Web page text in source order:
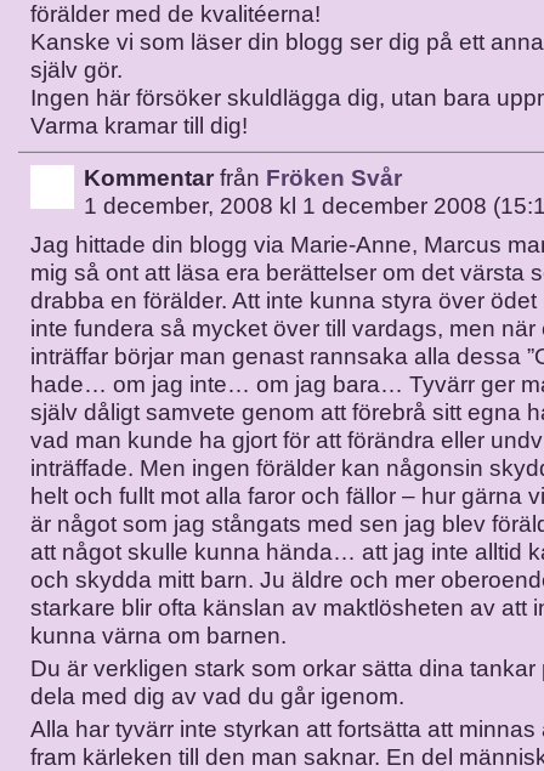
förälder med de kvalitéerna!
Kanske vi som läser din blogg ser dig på ett
själv gör.
Ingen här försöker skuldlägga dig, utan bara
Varma kramar till dig!
Kommentar från Fröken Svår
1 december, 2008 kl 1 december 2008
Jag hittade din blogg via Marie-Anne, Marcus
mig så ont att läsa era berättelser om det värsta
drabba en förälder. Att inte kunna styra över
inte fundera så mycket över till vardags, men när
inträffar börjar man genast rannsaka alla dessa
hade… om jag inte… om jag bara… Tyvärr ger
själv dåligt samvete genom att förebrå sitt egna
vad man kunde ha gjort för att förändra eller
inträffade. Men ingen förälder kan någonsin
helt och fullt mot alla faror och fällor – hur gärna
är något som jag stångats med sen jag blev
att något skulle kunna hända… att jag inte alltid
och skydda mitt barn. Ju äldre och mer
starkare blir ofta känslan av maktlösheten av att
kunna värna om barnen.
Du är verkligen stark som orkar sätta dina tankar
dela med dig av vad du går igenom.
Alla har tyvärr inte styrkan att fortsätta att minnas
fram kärleken till den man saknar. En del